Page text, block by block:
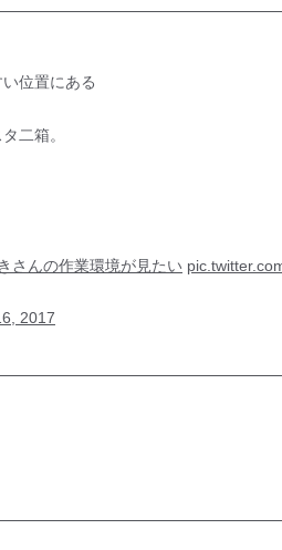
位置にある
二箱。
さんの作業環境が見たい
2017